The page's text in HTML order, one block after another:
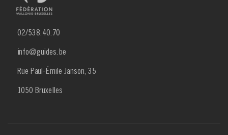
02/538.40.70
info@guides.be
Rue Paul-Émile Janson, 35
1050 Bruxelles